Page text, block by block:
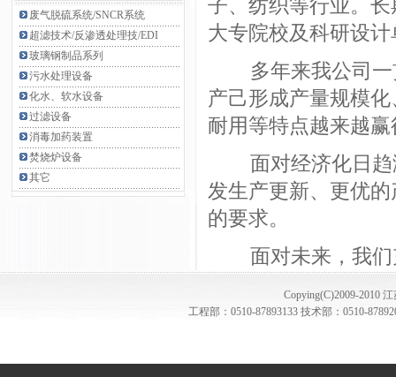
废气脱硫系统/SNCR系统
超滤技术/反渗透处理技/EDI
玻璃钢制品系列
污水处理设备
化水、软水设备
过滤设备
消毒加药装置
焚烧炉设备
其它
子、纺织等行业。
大专院校及科研设
多年来我公司一
产己形成产量规模
耐用等特点越来越
面对经济化日趋
发生产更新、更优
的要求。
面对未来，我们
Copying(C)2009-2010
工程部：0510-87893133 技术部：0510-